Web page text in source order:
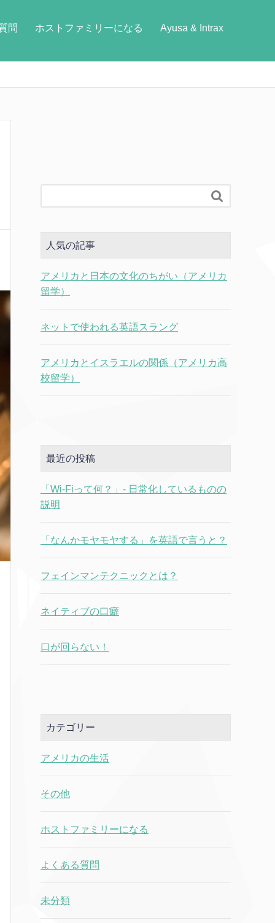
問 ホストファミリーになる Ayusa & Intrax

人気の記事
アメリカと日本の文化のちがい（アメリカ
留学）
ネットで使われる英語スラング
アメリカとイスラエルの関係（アメリカ高
校留学）
最近の投稿
「Wi-Fiって何？」- 日常化しているものの
説明
「なんかモヤモヤする」を英語で言うと？
フェインマンテクニックとは？
ネイティブの口癖
口が回らない！
カテゴリー
アメリカの生活
その他
ホストファミリーになる
よくある質問
未分類